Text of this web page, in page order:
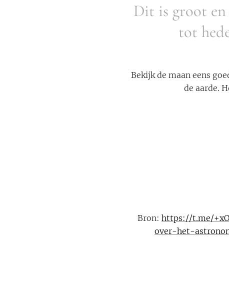
Dit is groot en
tot
Bekijk de maan eens
de aarde.
Bron: https://t.me/
over-het-